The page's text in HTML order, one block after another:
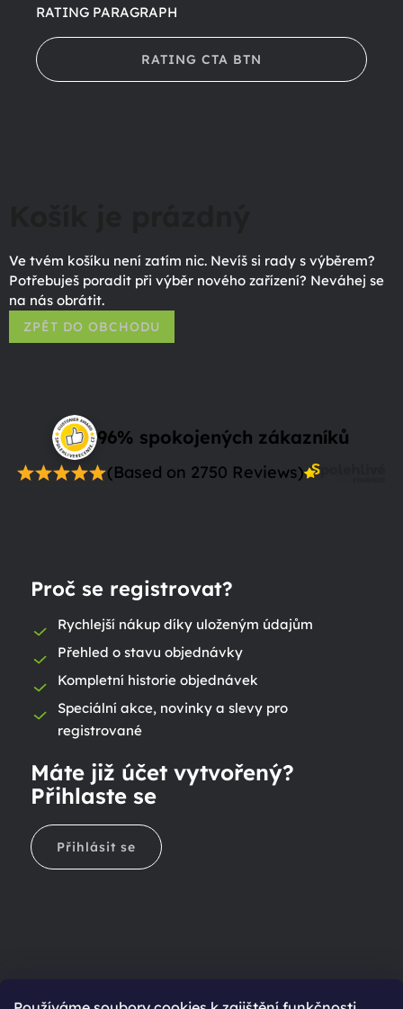
RATING PARAGRAPH
RATING CTA BTN
Ve tvém košíku není zatím nic. Nevíš si rady s výběrem?
Potřebuješ poradit při výběr nového zařízení? Neváhej se
na nás obrátit.
ZPĚT DO OBCHODU
96% spokojených zákazníků
(Based on 2750 Reviews)
Proč se registrovat?
Rychlejší nákup díky uloženým údajům
Přehled o stavu objednávky
Kompletní historie objednávek
Speciální akce, novinky a slevy pro
registrované
Máte již účet vytvořený?
Přihlaste se
Přihlásit se
Ještě nemáte účet?